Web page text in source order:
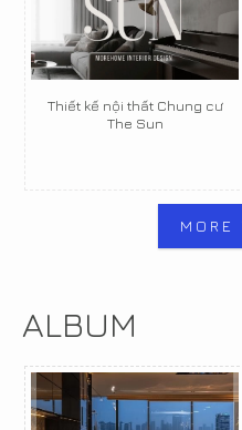
Thiết kế nội thất Chung cư
The Sun
MORE
ALBUM